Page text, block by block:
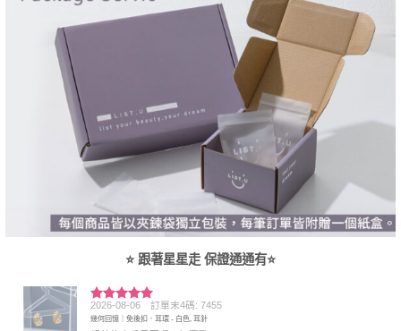
⭐ 跟著星星走 保證通通有⭐
評分5 滿
分 5
2026-08-06 訂單末4碼: 7455
幾何回憶｜免後扣．耳環 - 白色, 耳針